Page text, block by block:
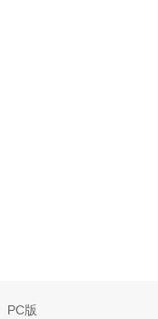
PC版